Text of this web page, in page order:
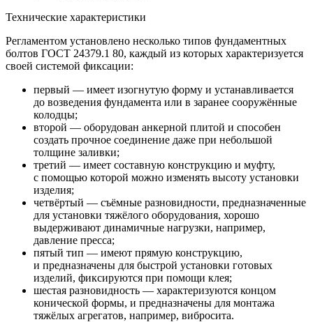
Технические характеристики
Регламентом установлено несколько типов фундаментных
болтов ГОСТ 24379.1 80, каждый из которых характеризуется
своей системой фиксации:
первый — имеет изогнутую форму и устанавливается
до возведения фундамента или в заранее сооружённые
колодцы;
второй — оборудован анкерной плитой и способен
создать прочное соединение даже при небольшой
толщине заливки;
третий — имеет составную конструкцию и муфту,
с помощью которой можно изменять высоту установки
изделия;
четвёртый — съёмные разновидности, предназначенные
для установки тяжёлого оборудования, хорошо
выдерживают динамичные нагрузки, например,
давление пресса;
пятый тип — имеют прямую конструкцию,
и предназначены для быстрой установки готовых
изделий, фиксируются при помощи клея;
шестая разновидность — характеризуются концом
конической формы, и предназначены для монтажа
тяжёлых агрегатов, например, вибросита.